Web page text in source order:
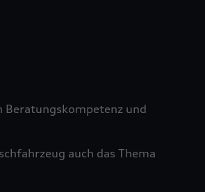
Beratungskompetenz und
auch das Thema